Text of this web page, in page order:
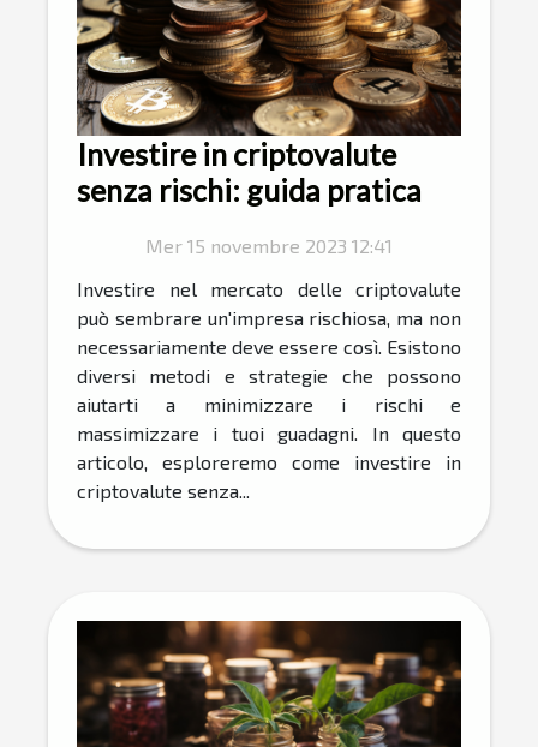
Investire in criptovalute
senza rischi: guida pratica
Mer 15 novembre 2023 12:41
Investire nel mercato delle criptovalute
può sembrare un'impresa rischiosa, ma non
necessariamente deve essere così. Esistono
diversi metodi e strategie che possono
aiutarti a minimizzare i rischi e
massimizzare i tuoi guadagni. In questo
articolo, esploreremo come investire in
criptovalute senza...